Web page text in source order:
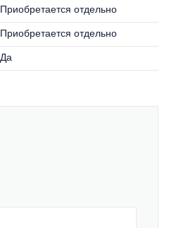
Приобретается отдельно
Приобретается отдельно
Да